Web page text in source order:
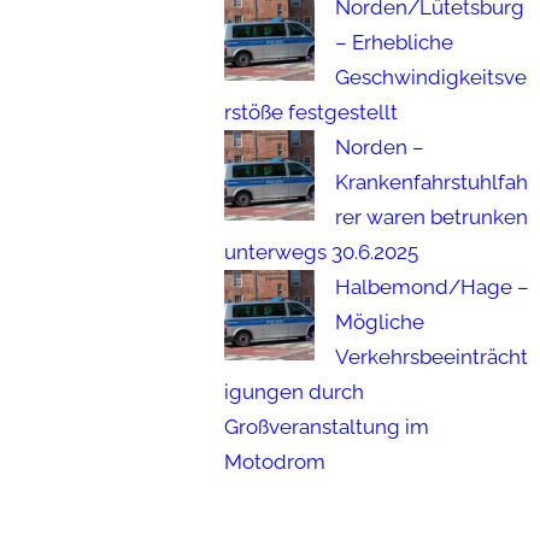
Norden/Lütetsburg
– Erhebliche
Geschwindigkeitsve
rstöße festgestellt
Norden –
Krankenfahrstuhlfah
rer waren betrunken
unterwegs 30.6.2025
Halbemond/Hage –
Mögliche
Verkehrsbeeinträcht
igungen durch
Großveranstaltung im
Motodrom